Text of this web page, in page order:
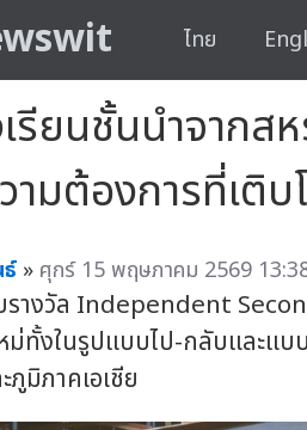
ไทย
เรียนชั้นนำจากส
ามต้องการที่เติ
» ศุกร์ 15 พฤษภาคม 2569
รางวัล Independent
ม่ทั้งในรูปแบบไป-กลับและแบบ
ภูมิภาคเอเชีย